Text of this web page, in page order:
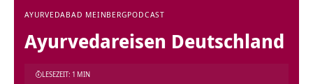
AYURVEDABAD MEINBERGPODCAST
Ayurvedareisen Deutschland
LESEZEIT: 1 MIN